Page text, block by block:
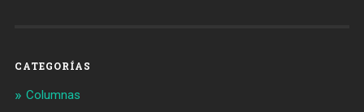
CATEGORÍAS
Columnas